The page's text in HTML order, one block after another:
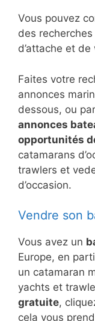
Vous pouvez
des
d’attache et de
Faites votre
annonces
dessous, ou
annonces
opportunités
catamarans
trawlers et
d’occasion.
Vendre son
Vous avez un
Europe, en
un catamaran
yachts et
gratuite,
cela vous